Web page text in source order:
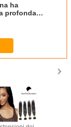
ha
profonda